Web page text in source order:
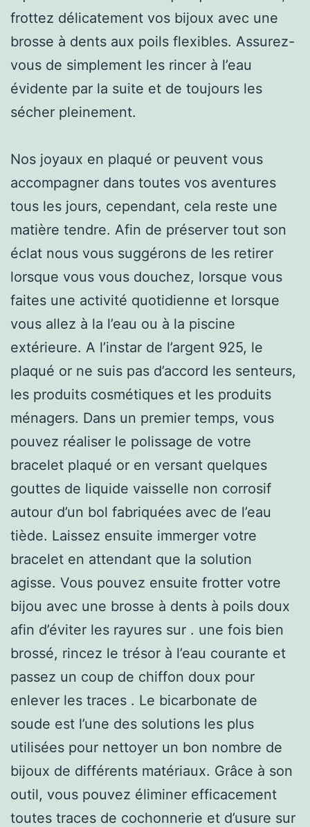
frottez délicatement vos bijoux avec une
brosse à dents aux poils flexibles. Assurez-
vous de simplement les rincer à l’eau
évidente par la suite et de toujours les
sécher pleinement.
Nos joyaux en plaqué or peuvent vous
accompagner dans toutes vos aventures
tous les jours, cependant, cela reste une
matière tendre. Afin de préserver tout son
éclat nous vous suggérons de les retirer
lorsque vous vous douchez, lorsque vous
faites une activité quotidienne et lorsque
vous allez à la l’eau ou à la piscine
extérieure. A l’instar de l’argent 925, le
plaqué or ne suis pas d’accord les senteurs,
les produits cosmétiques et les produits
ménagers. Dans un premier temps, vous
pouvez réaliser le polissage de votre
bracelet plaqué or en versant quelques
gouttes de liquide vaisselle non corrosif
autour d’un bol fabriquées avec de l’eau
tiède. Laissez ensuite immerger votre
bracelet en attendant que la solution
agisse. Vous pouvez ensuite frotter votre
bijou avec une brosse à dents à poils doux
afin d’éviter les rayures sur . une fois bien
brossé, rincez le trésor à l’eau courante et
passez un coup de chiffon doux pour
enlever les traces . Le bicarbonate de
soude est l’une des solutions les plus
utilisées pour nettoyer un bon nombre de
bijoux de différents matériaux. Grâce à son
outil, vous pouvez éliminer efficacement
toutes traces de cochonnerie et d’usure sur